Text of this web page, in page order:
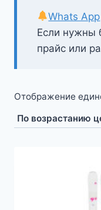
Если нужны
прайс или
Whats App
Отображение